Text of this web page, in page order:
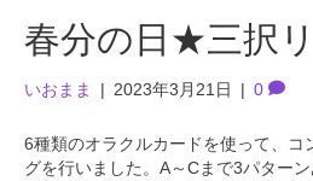
春分の日★三択
いおまま | 2023年3月21日 | 0
6種類のオラクルカードを使って、コ
グを行いました。A～Cまで3パター